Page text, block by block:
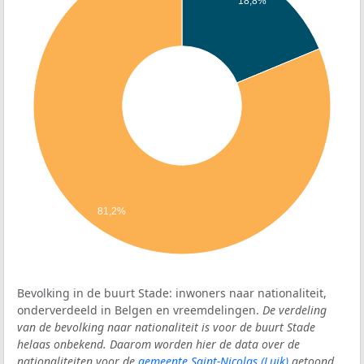
81,2%
Bevolking in de buurt Stade: inwoners naar nationaliteit,
onderverdeeld in Belgen en vreemdelingen. De verdeling
van de bevolking naar nationaliteit is voor de buurt Stade
helaas onbekend. Daarom worden hier de data over de